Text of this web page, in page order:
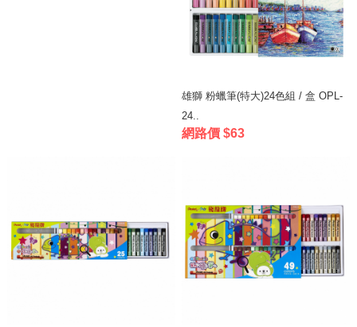
雄獅 粉蠟筆(特大)24色組 / 盒 OPL-
24..
網路價 $63